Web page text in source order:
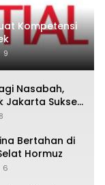
Kompetensi
9
Nasabah,
Jakarta Sukses
2026
8
Bertahan di
Hormuz
6